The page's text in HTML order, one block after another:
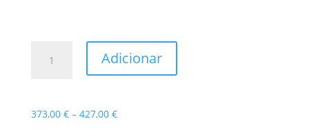
Adicionar
373,00 € – 427,00 €Price